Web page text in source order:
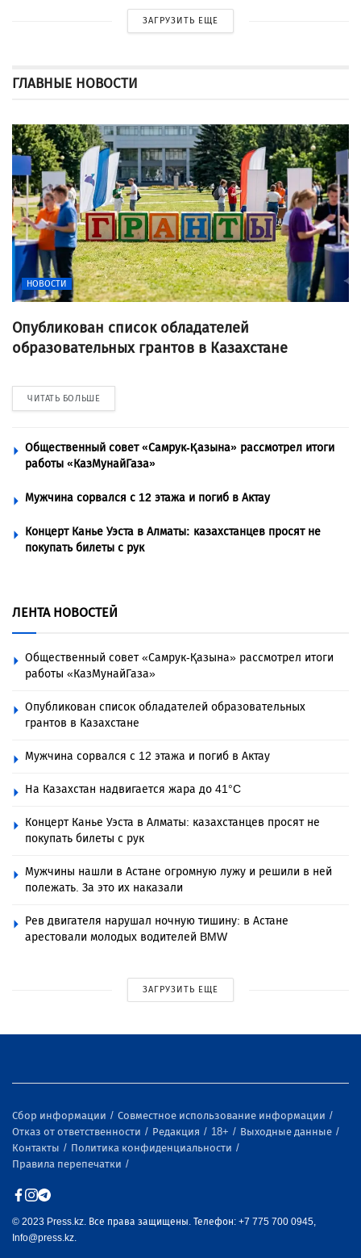
ЗАГРУЗИТЬ ЕЩЕ
ГЛАВНЫЕ НОВОСТИ
НОВОСТИ
Опубликован список обладателей
образовательных грантов в Казахстане
ЧИТАТЬ БОЛЬШЕ
Общественный совет «Самрук-Қазына» рассмотрел итоги
работы «КазМунайГаза»
Мужчина сорвался с 12 этажа и погиб в Актау
Концерт Канье Уэста в Алматы: казахстанцев просят не
покупать билеты с рук
ЛЕНТА НОВОСТЕЙ
Общественный совет «Самрук-Қазына» рассмотрел итоги
работы «КазМунайГаза»
Опубликован список обладателей образовательных
грантов в Казахстане
Мужчина сорвался с 12 этажа и погиб в Актау
На Казахстан надвигается жара до 41°C
Концерт Канье Уэста в Алматы: казахстанцев просят не
покупать билеты с рук
Мужчины нашли в Астане огромную лужу и решили в ней
полежать. За это их наказали
Рев двигателя нарушал ночную тишину: в Астане
арестовали молодых водителей BMW
ЗАГРУЗИТЬ ЕЩЕ
Сбор информации
Совместное использование информации
Отказ от ответственности
Редакция 18+
Выходные данные
Контакты
Политика конфиденциальности
Правила перепечатки
© 2023 Press.kz. Все права защищены. Телефон: +7 775 700 0945,
Info@press.kz.